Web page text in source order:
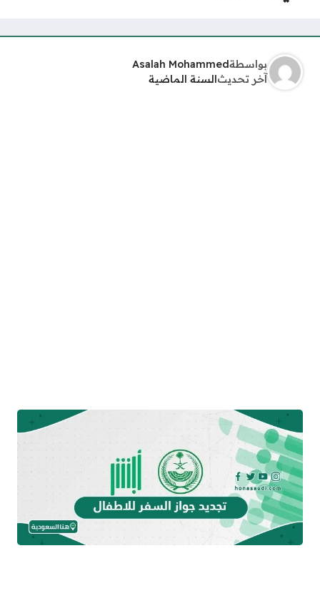
بواسطةAsalah Mohammed
آخر تحديثالسنة الماضية